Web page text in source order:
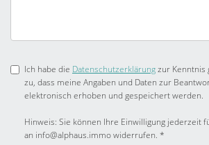
Ich habe die Datenschutzerklärungzur Kenntnis
zu, dass meine Angaben und Daten zur
elektronisch erhoben und gespeichert werden.
Hinweis: Sie können Ihre Einwilligung jederzeit
an info@alphaus.immo widerrufen. *